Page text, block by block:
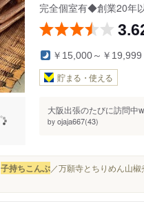
完全個室有◆創業20年
￥15,000～￥19,999
貯まる・使える
大阪出張のたびに訪問中
by ojaja667(43)
子持ちこんぶ／万願寺とちりめん山